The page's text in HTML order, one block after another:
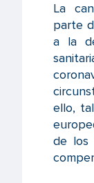
La
parte
a la
ello,
de los